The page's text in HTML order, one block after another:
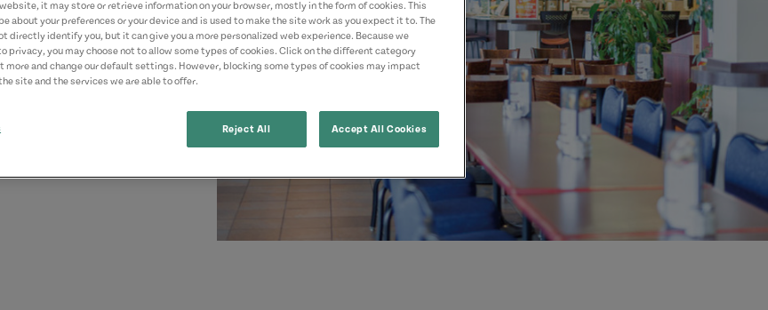
it may store or retrieve information on your browser, mostly in the form of cookies. This
about your preferences or your device and is used to make the site work as you expect it to. The
directly identify you, but it can give you a more personalized web experience. Because we
privacy, you may choose not to allow some types of cookies. Click on the different category
more and change our default settings. However, blocking some types of cookies may impact
site and the services we are able to offer.
Reject All Accept All Cookies